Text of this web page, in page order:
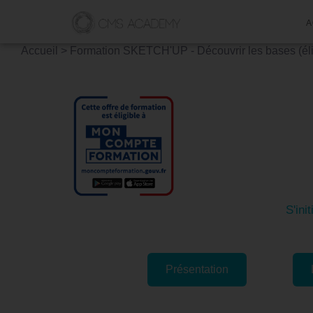
Accueil > Formation SKETCH'UP - Découvrir les bases
Présentation